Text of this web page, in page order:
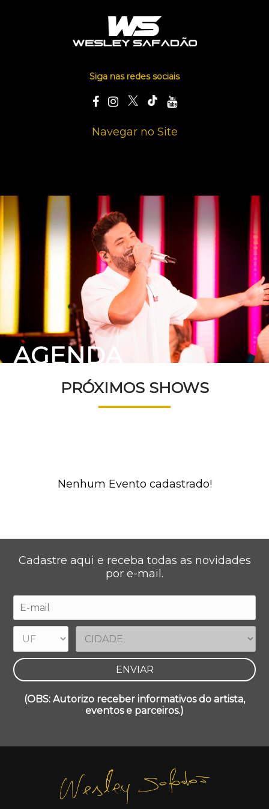
Siga nas redes sociais
Navegar no Site
AGENDA
PRÓXIMOS SHOWS
Nenhum Evento cadastrado!
Cadastre aqui e receba todas as novidades
por e-mail.
(OBS: Autorizo receber informativos do artista,
eventos e parceiros.)